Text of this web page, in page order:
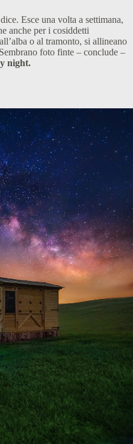
Esce una volta a settimana,
anche per i cosiddetti
o al tramonto, si allineano
foto finte – conclude –
night.